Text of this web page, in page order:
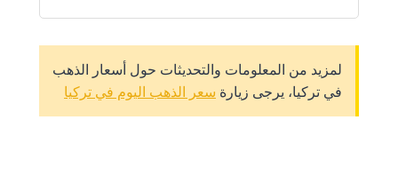
لمزيد من المعلومات والتحديثات حول أسعار الذهب
في تركيا، يرجى زيارة سعر الذهب اليوم في تركيا